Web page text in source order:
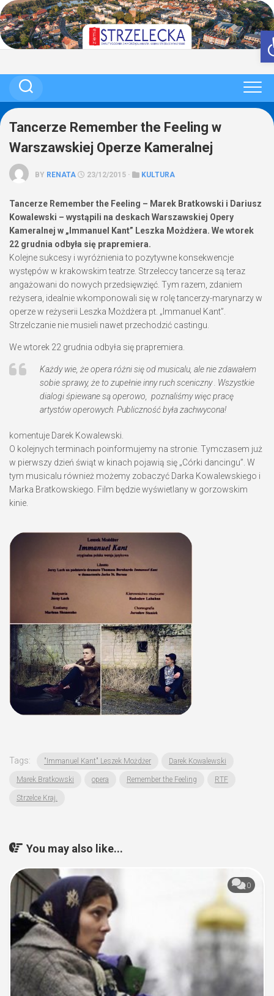
Skip
to
content
Tancerze Remember the Feeling w
Warszawskiej Operze Kameralnej
BY RENATA 23/12/2015 · KULTURA
Tancerze Remember the Feeling – Marek Bratkowski i Dariusz
Kowalewski – wystąpili na deskach Warszawskiej Opery
Kameralnej w „Immanuel Kant” Leszka Możdżera. We wtorek
22 grudnia odbyła się prapremiera.
Kolejne sukcesy i wyróżnienia to pozytywne konsekwencje
występów w krakowskim teatrze. Strzeleccy tancerze są teraz
angażowani do nowych przedsięwzięć. Tym razem, zdaniem
reżysera, idealnie wkomponowali się w rolę tancerzy-marynarzy w
operze w reżyserii Leszka Możdżera pt. „Immanuel Kant”.
Strzelczanie nie musieli nawet przechodzić castingu.
We wtorek 22 grudnia odbyła się prapremiera.
Każdy wie, że opera różni się od musicalu, ale nie zdawałem
sobie sprawy, że to zupełnie inny ruch sceniczny . Wszystkie
dialogi śpiewane są operowo, poznaliśmy więc pracę
artystów operowych. Publiczność była zachwycona!
komentuje Darek Kowalewski.
O kolejnych terminach poinformujemy na stronie. Tymczasem już
w pierwszy dzień świąt w kinach pojawią się „Córki dancingu”. W
tym musicalu również możemy zobaczyć Darka Kowalewskiego i
Marka Bratkowskiego. Film będzie wyświetlany w gorzowskim
kinie.
Tags: "Immanuel Kant" Leszek Możdżer Darek Kowalewski
Marek Bratkowski opera Remember the Feeling RTF
Strzelce Kraj.
You may also like...
0